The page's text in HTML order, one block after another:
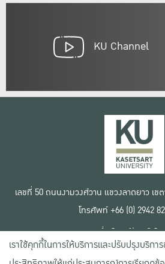
KU Channel
เลขที่ 50 ถนนงามวงศ์วาน แขวงลาดยาว เข
โทรศัพท์ +66 (0) 2942
เงื่อนไขการใช้งานเว็บไซต์
ข้อตกลงด้านสิทธิ์ใช้งาน
นโยบายความเป็นส่วนตัว
เราใช้คุกกี้ในการให้บริการและปรับปรุงบริก